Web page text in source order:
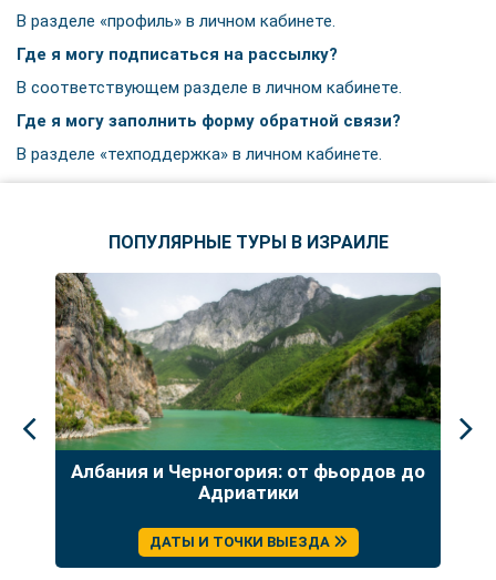
В разделе «профиль» в личном кабинете.
Где я могу подписаться на рассылку?
В соответствующем разделе в личном кабинете.
Где я могу заполнить форму обратной связи?
В разделе «техподдержка» в личном кабинете.
ПОПУЛЯРНЫЕ ТУРЫ В ИЗРАИЛЕ
Албания и Черногория: от фьордов до
Адриатики
ДАТЫ И ТОЧКИ ВЫЕЗДА